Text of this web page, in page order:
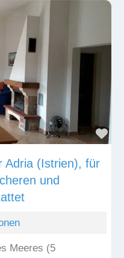
Adria (Istrien), für
und
Meeres (5